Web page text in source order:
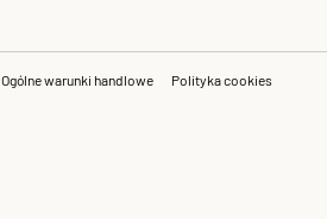
Ogólne warunki handlowe
Polityka cookies